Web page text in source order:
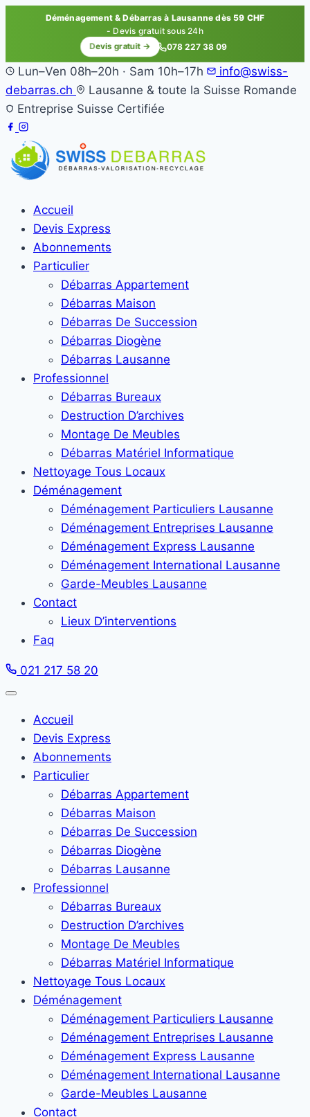
Déménagement & Débarras à Lausanne dès 59 CHF
- Devis gratuit sous 24h
Devis gratuit → 078 227 38 09
Lun–Ven 08h–20h · Sam 10h–17h
info@swiss-
debarras.ch
Lausanne & toute la Suisse Romande
Entreprise Suisse Certifiée
Accueil
Devis Express
Abonnements
Particulier
Débarras Appartement
Débarras Maison
Débarras De Succession
Débarras Diogène
Débarras Lausanne
Professionnel
Débarras Bureaux
Destruction D’archives
Montage De Meubles
Débarras Matériel Informatique
Nettoyage Tous Locaux
Déménagement
Déménagement Particuliers Lausanne
Déménagement Entreprises Lausanne
Déménagement Express Lausanne
Déménagement International Lausanne
Garde-Meubles Lausanne
Contact
Lieux D’interventions
Faq
021 217 58 20
Accueil
Devis Express
Abonnements
Particulier
Débarras Appartement
Débarras Maison
Débarras De Succession
Débarras Diogène
Débarras Lausanne
Professionnel
Débarras Bureaux
Destruction D’archives
Montage De Meubles
Débarras Matériel Informatique
Nettoyage Tous Locaux
Déménagement
Déménagement Particuliers Lausanne
Déménagement Entreprises Lausanne
Déménagement Express Lausanne
Déménagement International Lausanne
Garde-Meubles Lausanne
Contact